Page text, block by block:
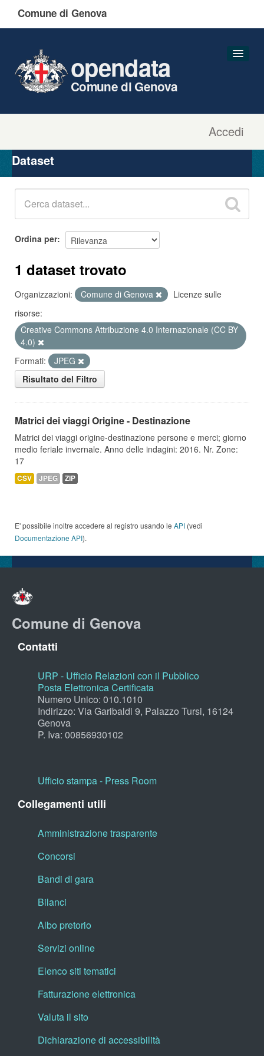
Comune di Genova
Accedi
opendata
Comune di Genova
Organizzazioni
Gruppi
Dataset
Ordina per
1 dataset trovato
Organizzazioni: Comune di Genova
Licenze sulle
risorse:
Creative Commons Attribuzione 4.0 Internazionale (CC BY
4.0)
Formati:
JPEG
Risultato del Filtro
Matrici dei viaggi Origine - Destinazione
Matrici dei viaggi origine-destinazione persone e merci; giorno
medio feriale invernale. Anno delle indagini: 2016. Nr. Zone:
17
CSV JPEG ZIP
E' possibile inoltre accedere al registro usando le API (vedi
Documentazione API).
Comune di Genova
Contatti
URP - Ufficio Relazioni con il Pubblico
Posta Elettronica Certificata
Numero Unico: 010.1010
Indirizzo: Via Garibaldi 9, Palazzo Tursi, 16124
Genova
P. Iva: 00856930102
Ufficio stampa - Press Room
Collegamenti utili
Amministrazione trasparente
Concorsi
Bandi di gara
Bilanci
Albo pretorio
Servizi online
Elenco siti tematici
Fatturazione elettronica
Valuta il sito
Dichiarazione di accessibilità